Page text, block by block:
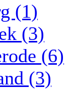
(1)
(3)
(6)
(3)